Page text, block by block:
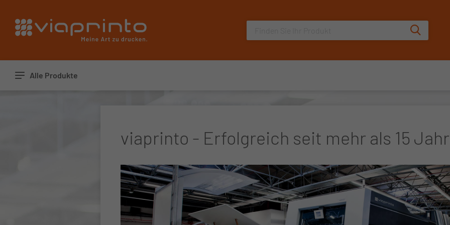
Suche
Alle Produkte
viaprinto - Erfolgreich seit mehr als 15